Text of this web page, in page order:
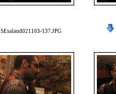
SEsalaud021103-137.JPG